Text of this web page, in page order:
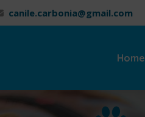
canile.carbonia@gmail.com
Home